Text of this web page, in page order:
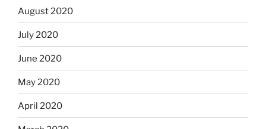
August 2020
July 2020
June 2020
May 2020
April 2020